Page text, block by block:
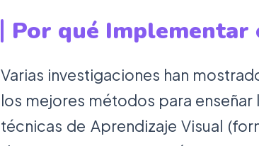
Por qué
Varias investigaciones han
los mejores métodos para
técnicas de Aprendizaje Visual